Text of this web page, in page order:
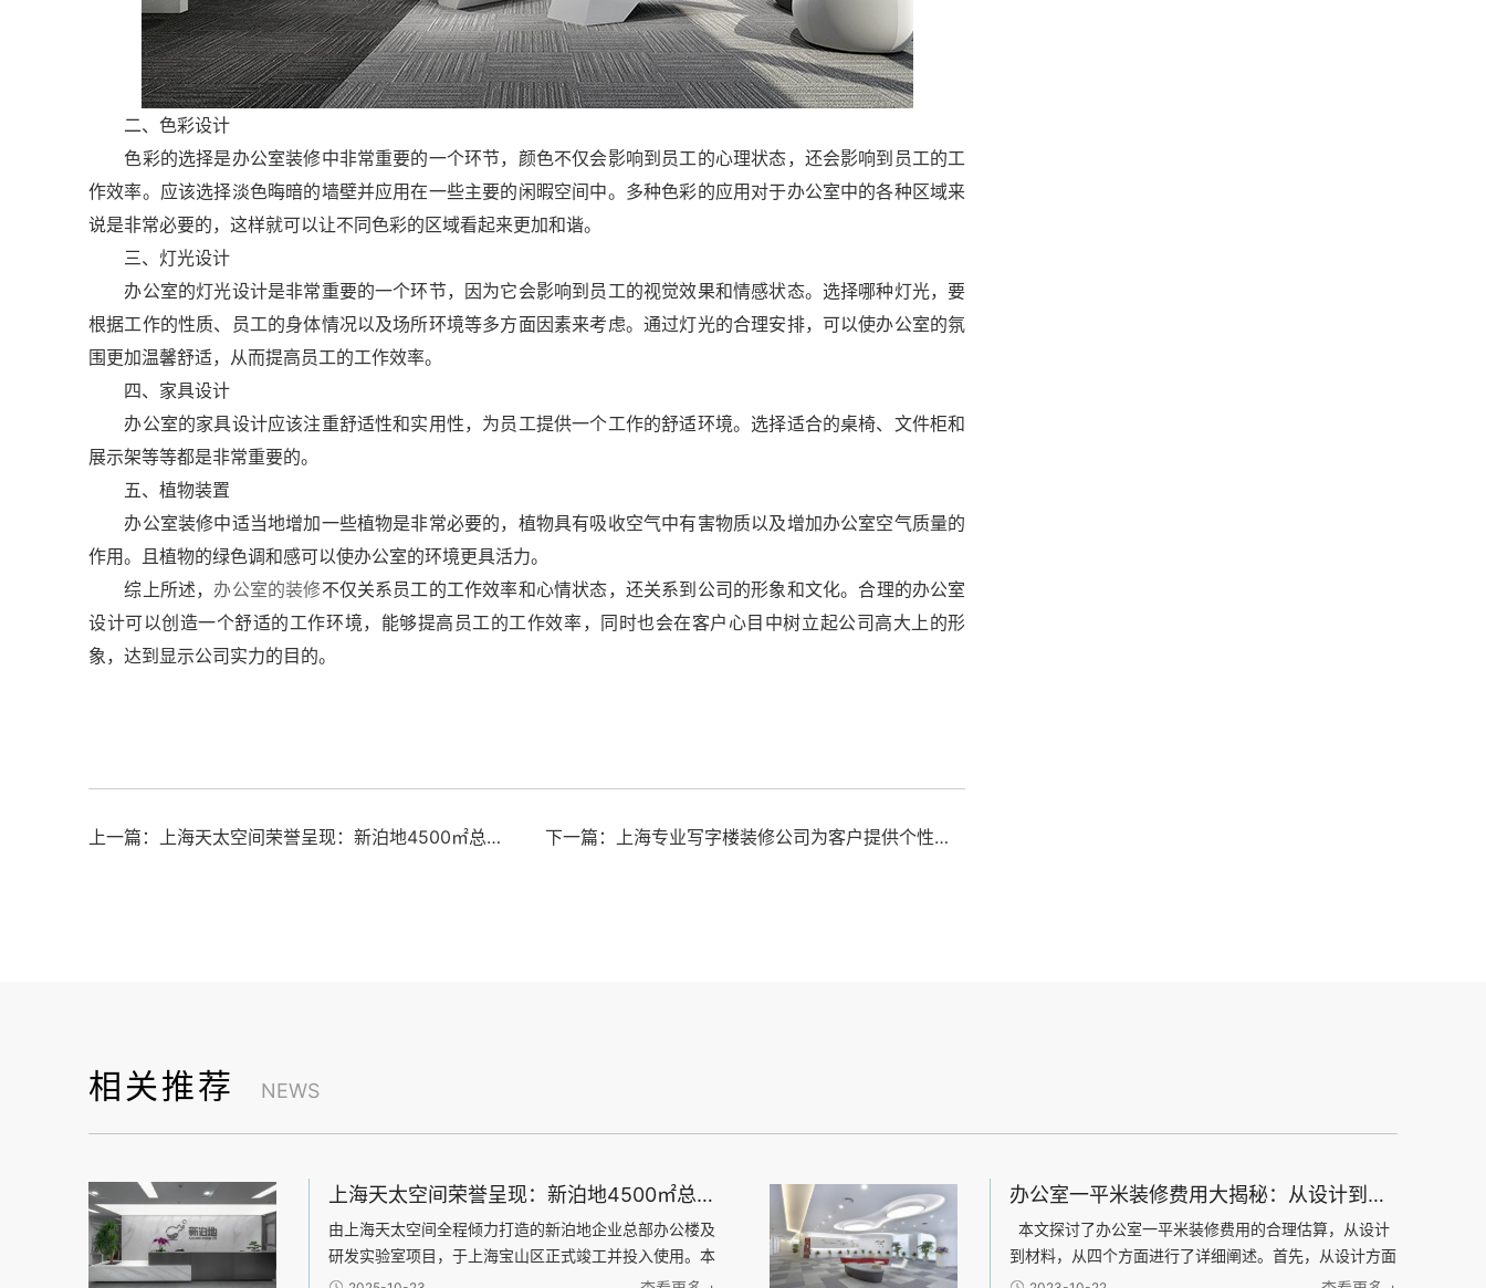
二、色彩设计
色彩的选择是办公室装修中非常重要的一个环节，颜色不仅会影响到员工的心理状态，还会影响到员工的工
作效率。应该选择淡色晦暗的墙壁并应用在一些主要的闲暇空间中。多种色彩的应用对于办公室中的各种区域来
说是非常必要的，这样就可以让不同色彩的区域看起来更加和谐。
三、灯光设计
办公室的灯光设计是非常重要的一个环节，因为它会影响到员工的视觉效果和情感状态。选择哪种灯光，要
根据工作的性质、员工的身体情况以及场所环境等多方面因素来考虑。通过灯光的合理安排，可以使办公室的氛
围更加温馨舒适，从而提高员工的工作效率。
四、家具设计
办公室的家具设计应该注重舒适性和实用性，为员工提供一个工作的舒适环境。选择适合的桌椅、文件柜和
展示架等等都是非常重要的。
五、植物装置
办公室装修中适当地增加一些植物是非常必要的，植物具有吸收空气中有害物质以及增加办公室空气质量的
作用。且植物的绿色调和感可以使办公室的环境更具活力。
综上所述， 办公室的装修不仅关系员工的工作效率和心情状态，还关系到公司的形象和文化。合理的办公室
设计可以创造一个舒适的工作环境，能够提高员工的工作效率，同时也会在客户心目中树立起公司高大上的形
象，达到显示公司实力的目的。
上一篇：上海天太空间荣誉呈现：新泊地4500㎡总部科研办公一体化空间圆满交付 下一篇：上海专业写字楼装修公司为客户提供个性化的装修设计方案
相关推荐 NEWS
上海天太空间荣誉呈现：新泊地4500㎡总部科研办公一体化空间圆满交付
由上海天太空间全程倾力打造的新泊地企业总部办公楼及
研发实验室项目，于上海宝山区正式竣工并投入使用。本
项目总面积达4500平方米，是天太空间在高新技术企业
办公室一平米装修费用大揭秘：从设计到材料，了解每一项费用的合理估算
本文探讨了办公室一平米装修费用的合理估算，从设计
到材料，从四个方面进行了详细阐述。首先，从设计方面
分析了办公室装修所需的设计费用，并介绍了不同设计风